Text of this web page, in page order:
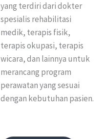
yang terdiri dari dokter
spesialis rehabilitasi
medik, terapis fisik,
terapis okupasi, terapis
wicara, dan lainnya untuk
merancang program
perawatan yang sesuai
dengan kebutuhan pasien.